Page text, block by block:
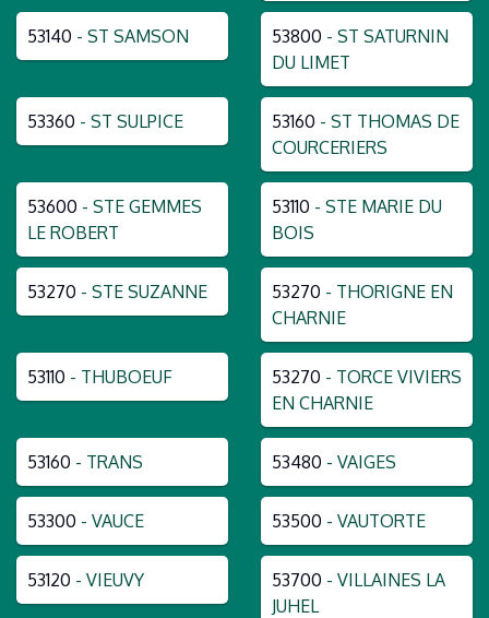
53140 - ST SAMSON 53800 - ST SATURNIN
DU LIMET
53360 - ST SULPICE 53160 - ST THOMAS DE
COURCERIERS
53600 - STE GEMMES
LE ROBERT
53110 - STE MARIE DU
BOIS
53270 - STE SUZANNE 53270 - THORIGNE EN
CHARNIE
53110 - THUBOEUF 53270 - TORCE VIVIERS
EN CHARNIE
53160 - TRANS 53480 - VAIGES
53300 - VAUCE 53500 - VAUTORTE
53120 - VIEUVY 53700 - VILLAINES LA
JUHEL